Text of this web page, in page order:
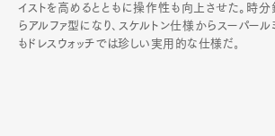
イストを高めるとともに操作性も向上させた。時
らアルファ型になり､スケルトン仕様からスーパー
もドレスウォッチでは珍しい実用的な仕様だ｡